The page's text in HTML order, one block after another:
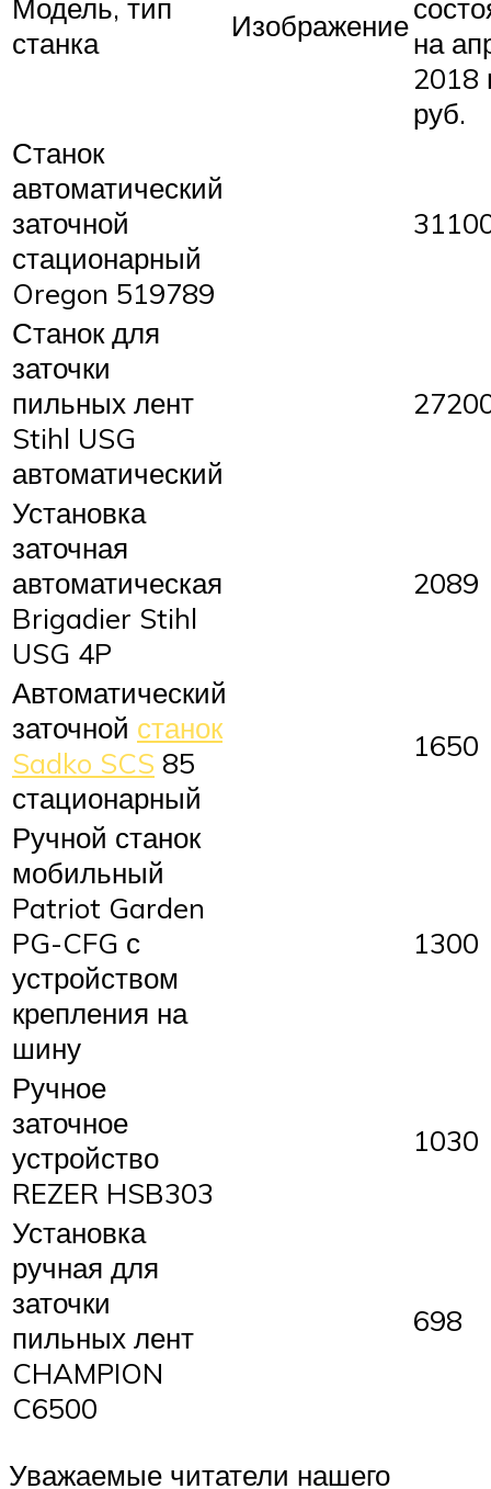
Модель, тип
станка
Изображениена
2018
руб.
Станок
автоматический
заточной
стационарный
Oregon 519789
Станок для
заточки
пильных лент
Stihl USG
автоматический
Установка
заточная
автоматическая
Brigadier Stihl
USG 4P
2089
Автоматический
заточной станок
Sadko SCS 85
стационарный
1650
Ручной станок
мобильный
Patriot Garden
PG-CFG с
устройством
крепления на
шину
1300
Ручное
заточное
устройство
REZER HSB303
1030
Установка
ручная для
заточки
пильных лент
CHAMPION
C6500
698
Уважаемые читатели нашего